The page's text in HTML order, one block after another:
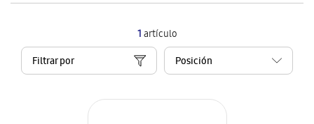
1artículo
Filtrar por